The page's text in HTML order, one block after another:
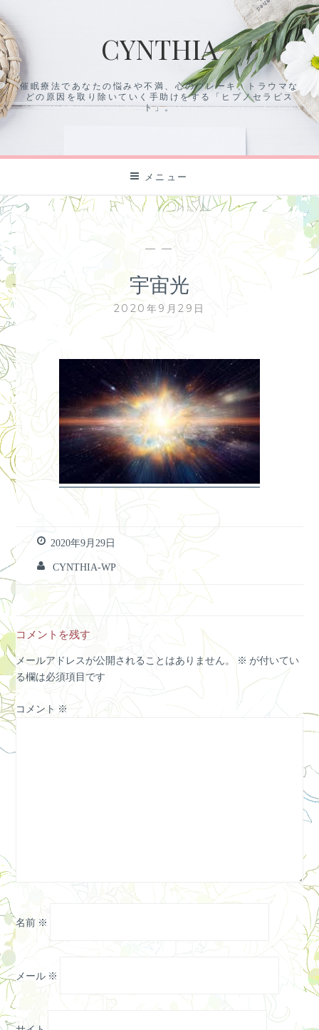
ン
テ
ン
ツ
に
ス
キ
プ
CYNTHIA
催眠療法であなたの悩みや不満、心のブレーキ、トラウマな
どの原因を取り除いていく手助けをする「ヒプノセラピス
ト」。
メニュー
— —
宇宙光
2020年9月29日
2020年9月29日
CYNTHIA-WP
コメントを残す
メールアドレスが公開されることはありません。 ※ が付いてい
る欄は必須項目です
コメント ※
名前 ※
メール ※